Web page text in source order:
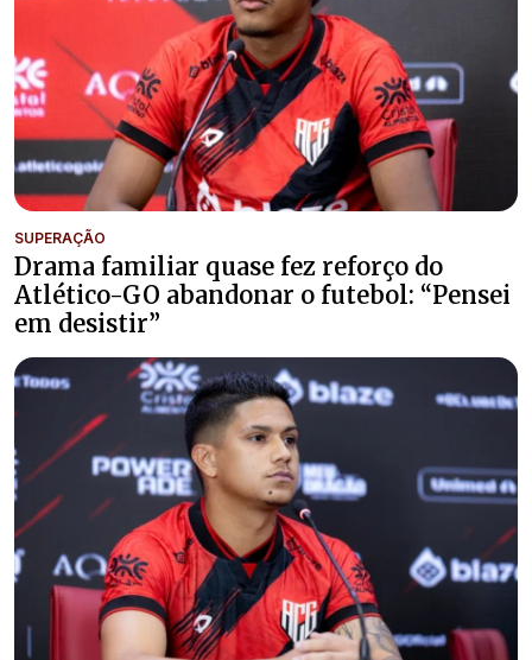
SUPERAÇÃO
Drama familiar quase fez reforço do
Atlético-GO abandonar o futebol: “Pensei
em desistir”